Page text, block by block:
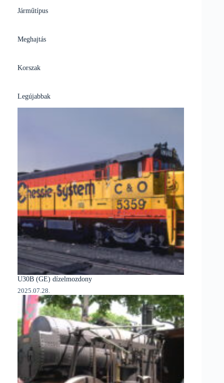
Járműtípus
Meghajtás
Korszak
Legújabbak
U30B (GE) dízelmozdony
2025.07.28.